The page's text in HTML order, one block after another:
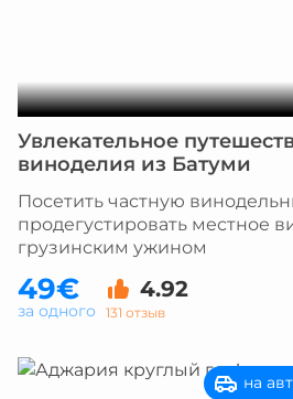
Увлекательное
виноделия из Батуми
Посетить частную
продегустировать местное
грузинским ужином
49€ 4.92
131 отзыв
за одного
на